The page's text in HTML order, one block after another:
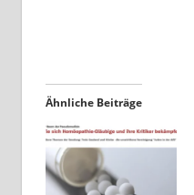
Ähnliche Beiträge